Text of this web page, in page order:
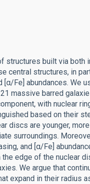
built via both
central structures, in
Fe] abundances. We
massive barred
with nuclear
based on their
discs are younger,
surroundings.
and [α/Fe]
edge of the nuclear
We argue that
expand in their radius